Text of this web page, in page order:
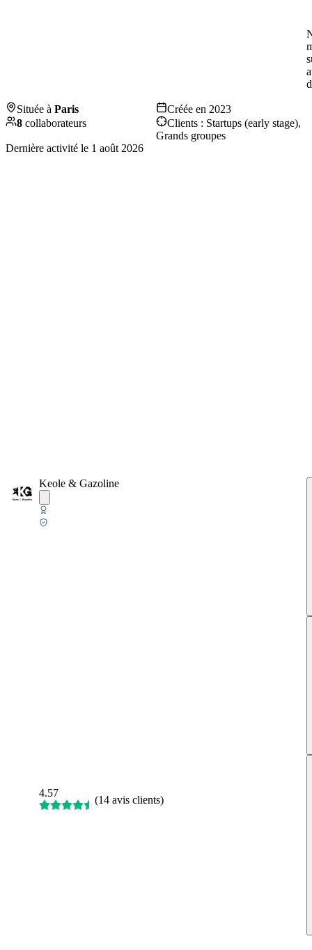
Située à Paris Créée en 2023
8 collaborateurs Clients : Startups (early stage),
Grands groupes
Dernière activité le 1 août 2026
Keole & Gazoline
4.57
(14 avis clients)